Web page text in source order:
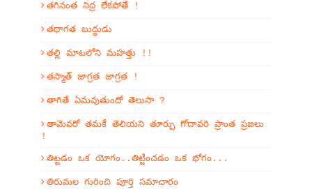
తగినంత నిద్ర లేకపోతే !
తథాగత బుద్థుడు
తల్లి మాటలోని మహత్తు !!
తస్మాత్ జాగ్రత జాగ్రత !
తాగితే ఏమవుతుందో తెలుసా ?
తామెవరో తమకే తెలియని తూర్పు గోదావరి ప్రాంత ప్రజలు
!
తిట్టడం ఒక యోగం..తిట్టించడం ఒక భోగం...
తిరుమల గురించి పూర్తి సమాచారం